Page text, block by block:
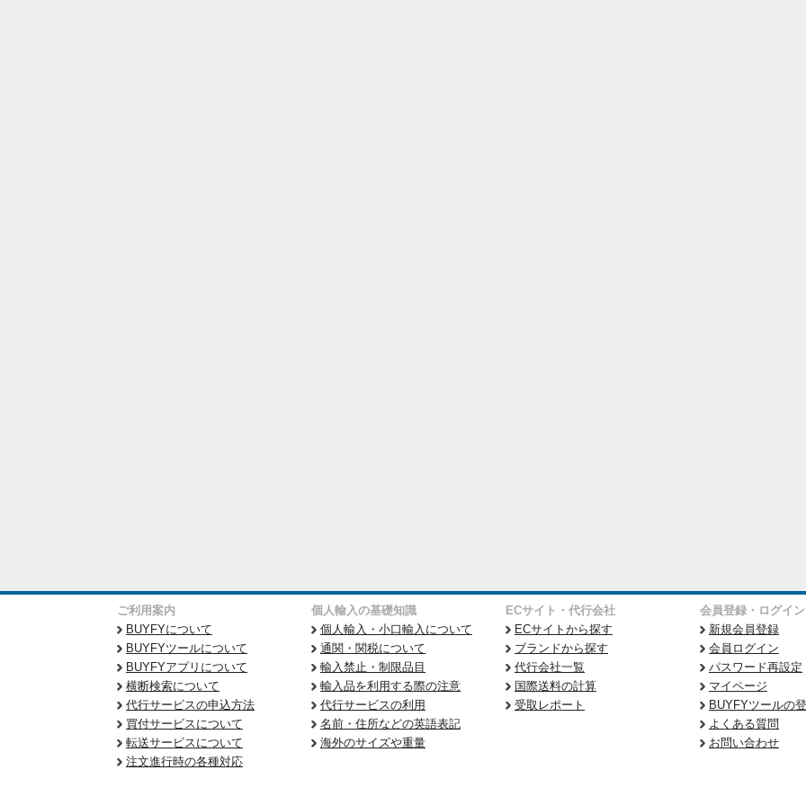
ご利用案内
BUYFYについて
BUYFYツールについて
BUYFYアプリについて
横断検索について
代行サービスの申込方法
買付サービスについて
転送サービスについて
注文進行時の各種対応
個人輸入の基礎知識
個人輸入・小口輸入について
通関・関税について
輸入禁止・制限品目
輸入品を利用する際の注意
代行サービスの利用
名前・住所などの英語表記
海外のサイズや重量
ECサイト・代行会社
ECサイトから探す
ブランドから探す
代行会社一覧
国際送料の計算
受取レポート
会員登録・ログイン
新規会員登録
会員ログイン
パスワード再設定
マイページ
BUYFYツールの
よくある質問
お問い合わせ